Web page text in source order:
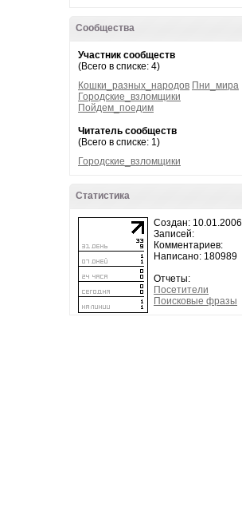
Сообщества
Участник сообществ
(Всего в списке: 4)
Кошки_разных_народов Пни_мира
Городские_взломщики
Пойдем_поедим
Читатель сообществ
(Всего в списке: 1)
Городские_взломщики
Статистика
Создан: 10.01.2006
Записей:
Комментариев:
Написано: 180989
Отчеты:
Посетители
Поисковые фразы